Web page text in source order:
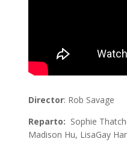
Director: Rob Savage
Reparto: Sophie
Madison Hu, LisaGay